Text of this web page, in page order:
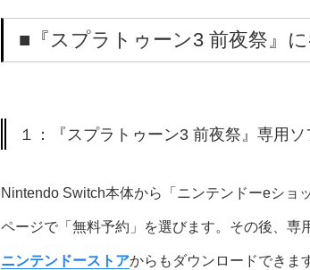
■『スプラトゥーン3 前夜祭』
１：『スプラトゥーン3 前夜祭』専用
Nintendo Switch本体から「ニンテンドーeショ
ページで「無料予約」を選びます。その後、専
ニンテンドーストアからもダウンロードできま